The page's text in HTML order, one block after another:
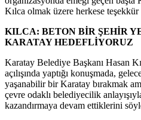
Kılca olmak üzere herkese teşekkür
KILCA: BETON BİR ŞEHİR
KARATAY HEDEFLİYORUZ
Karatay Belediye Başkanı Hasan
açılışında yaptığı konuşmada,
yaşanabilir bir Karatay bırakmak
çevre odaklı belediyecilik
kazandırmaya devam ettiklerini